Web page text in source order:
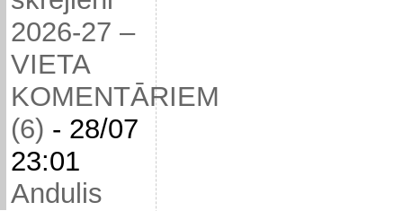
2026-27 –
VIETA
KOMENTĀRIEM
(6) - 28/07
23:01
Andulis